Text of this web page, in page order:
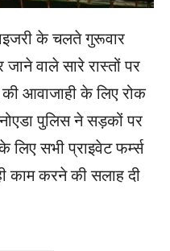
के चलते गुरूवार
वाले सारे रास्तों पर
की आवाजाही के लिए रोक
पुलिस ने सड़कों पर
सभी प्राइवेट फर्म्स
काम करने की सलाह दी